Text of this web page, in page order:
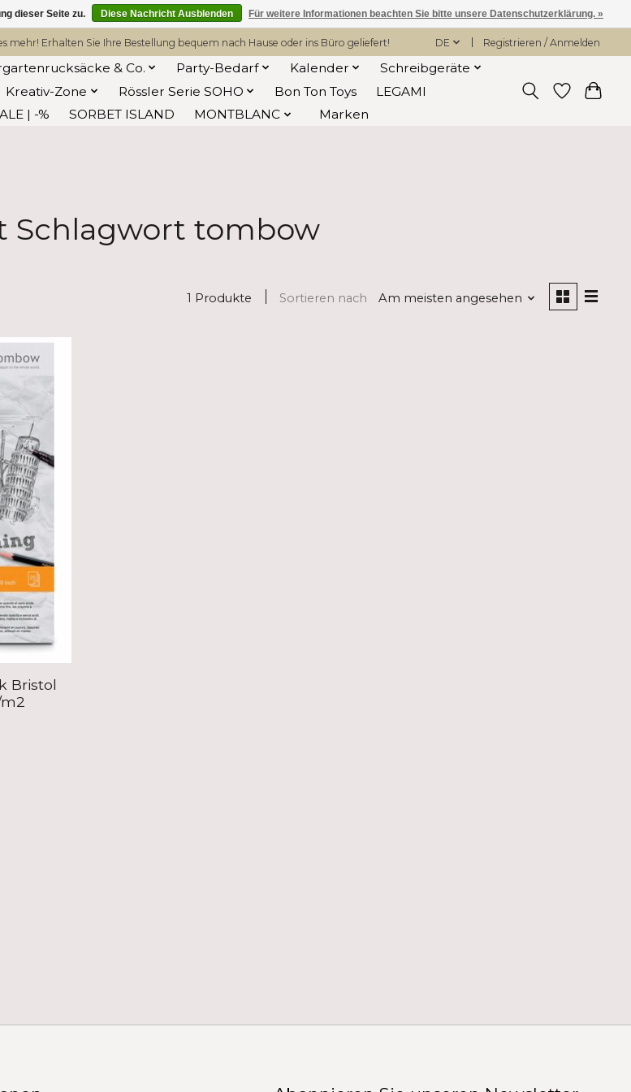
Erhalten Sie Ihre Bestellung bequem nach Hause oder ins Büro geliefert! DE Registrieren / Anmelden
& Co. Party-Bedarf Kalender
Schreibgeräte
Kreativ-Zone Rössler Serie SOHO Bon Ton Toys
LEGAMI
| -% SORBET ISLAND MONTBLANC Marken
Schlagwort tombow
1 Produkte Sortieren nach Am meisten angesehen
Bristol
dieser Seite zu. Diese Nachricht Ausblenden Für weitere Informationen beachten Sie bitte unsere Datenschutzerklärung. »